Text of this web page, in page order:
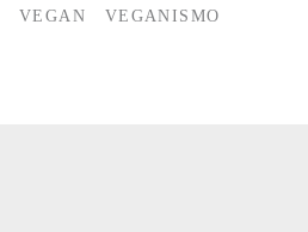
VEGAN VEGANISMO